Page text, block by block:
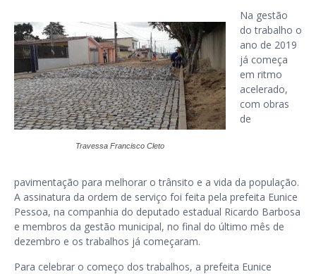
Travessa Francisco Cleto
Na gestão
do trabalho o
ano de 2019
já começa
em ritmo
acelerado,
com obras
de
pavimentação para melhorar o trânsito e a vida da população.
A assinatura da ordem de serviço foi feita pela prefeita Eunice
Pessoa, na companhia do deputado estadual Ricardo Barbosa
e membros da gestão municipal, no final do último mês de
dezembro e os trabalhos já começaram.
Para celebrar o começo dos trabalhos, a prefeita Eunice